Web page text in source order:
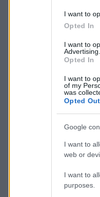
I want to
Opted In
I want to
Advertising.
Opted In
I want to
of my
was
Opted Out
Google
I want to
web or
I want to
purposes.